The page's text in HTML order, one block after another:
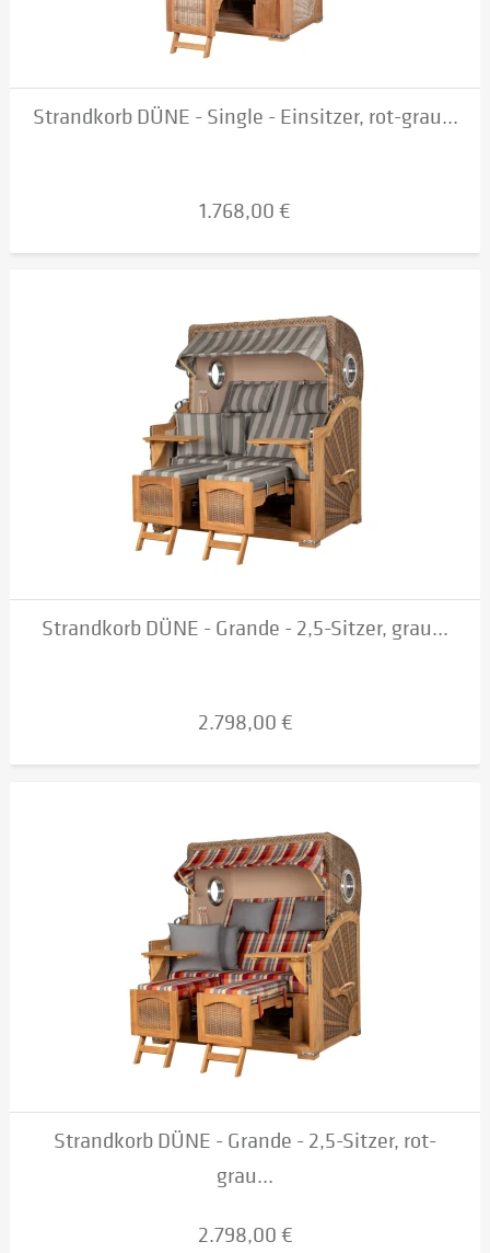
Strandkorb DÜNE - Single - Einsitzer, rot-grau...
1.768,00 €
Strandkorb DÜNE - Grande - 2,5-Sitzer, grau...
2.798,00 €
Strandkorb DÜNE - Grande - 2,5-Sitzer, rot-
grau...
2.798,00 €